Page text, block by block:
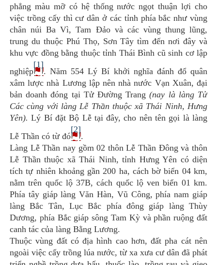
phẳng màu mỡ có hệ thống nước ngọt thuận lợi cho
việc trồng cấy thì cư dân ở các tỉnh phía bắc như vùng
chân núi Ba Vì, Tam Đảo và các vùng thung lũng,
trung du thuộc Phú Thọ, Sơn Tây tìm đến nơi đây và
khu vực đồng bằng thuộc tỉnh Thái Bình cũ sinh cơ lập
nghiệp
[1]
. Năm 554 Lý Bí khởi nghĩa đánh đổ quân
xâm lược nhà Lương lập nên nhà nước Vạn Xuân, đại
bản doanh đóng tại Tử Đường Trang(nay là làng Tử
Các cùng với làng Lễ Thần thuộc xã Thái Ninh, Hưng
Yên). Lý Bí đặt Bộ Lễ tại đây, cho nên tên gọi là làng
Lễ Thần có từ đó
[2]
.
Làng Lễ Thần nay gồm 02 thôn Lễ Thần Đông và thôn
Lễ Thần thuộc xã Thái Ninh, tỉnh Hưng Yên có diện
tích tự nhiên khoảng gần 200 ha, cách bờ biển 04 km,
nằm trên quốc lộ 37B, cách quốc lộ ven biển 01 km.
Phía tây giáp làng Văn Hàn, Vũ Công, phía nam giáp
làng Bắc Tân, Lục Bắc phía đông giáp làng Thùy
Dương, phía Bắc giáp sông Tam Kỳ và phần ruộng đất
canh tác của làng Bằng Lương.
Thuộc vùng đất có địa hình cao hơn, đất pha cát nên
ngoài việc cấy trồng lúa nước, từ xa xưa cư dân đã phát